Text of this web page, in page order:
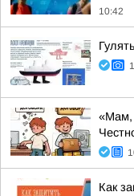
10:42
«Мам,
Как